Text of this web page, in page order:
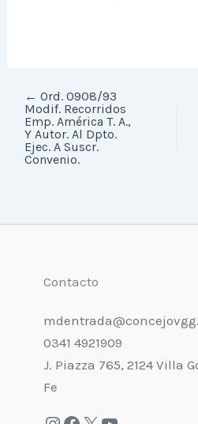
← Ord. 0908/93
Modif. Recorridos
Emp. América T. A.,
Y Autor. Al Dpto.
Ejec. A Suscr.
Convenio.
Contacto
0341 4921909
J. Piazza 765, 2124 Villa
Fe